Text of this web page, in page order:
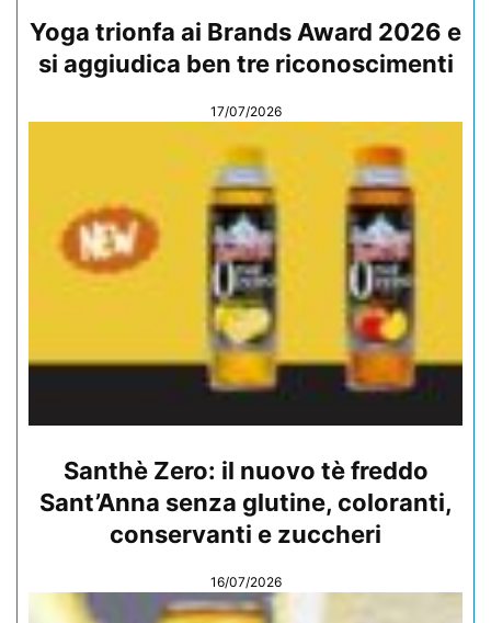
Yoga trionfa ai Brands Award 2026 e
si aggiudica ben tre riconoscimenti
17/07/2026
Santhè Zero: il nuovo tè freddo
Sant’Anna senza glutine, coloranti,
conservanti e zuccheri
16/07/2026